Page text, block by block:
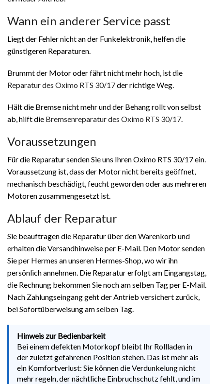
Wann ein anderer Service passt
Liegt der Fehler nicht an der Funkelektronik, helfen die
günstigeren Reparaturen.
Brummt der Motor oder fährt nicht mehr hoch, ist die
Reparatur des Oximo RTS 30/17der richtige Weg.
Hält die Bremse nicht mehr und der Behang rollt von selbst
ab, hilft die Bremsenreparatur des Oximo RTS 30/17.
Voraussetzungen
Für die Reparatur senden Sie uns Ihren Oximo RTS 30/17 ein.
Voraussetzung ist, dass der Motor nicht bereits geöffnet,
mechanisch beschädigt, feucht geworden oder aus mehreren
Motoren zusammengesetzt ist.
Ablauf der Reparatur
Sie beauftragen die Reparatur über den Warenkorb und
erhalten die Versandhinweise per E-Mail. Den Motor senden
Sie per Hermes an unseren Hermes-Shop, wo wir ihn
persönlich annehmen. Die Reparatur erfolgt am Eingangstag,
die Rechnung bekommen Sie noch am selben Tag per E-Mail.
Nach Zahlungseingang geht der Antrieb versichert zurück,
bei Sofortüberweisung am selben Tag.
Hinweis zur Bedienbarkeit
Bei einem defekten Motorkopf bleibt Ihr Rollladen in
der zuletzt gefahrenen Position stehen. Das ist mehr als
ein Komfortverlust: Sie können die Verdunkelung nicht
mehr regeln, der nächtliche Einbruchschutz fehlt, und im